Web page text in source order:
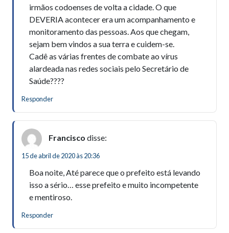
irmãos codoenses de volta a cidade. O que
DEVERIA acontecer era um acompanhamento e
monitoramento das pessoas. Aos que chegam,
sejam bem vindos a sua terra e cuidem-se.
Cadê as várias frentes de combate ao vírus
alardeada nas redes sociais pelo Secretário de
Saúde????
Responder
Francisco disse:
15 de abril de 2020 às 20:36
Boa noite, Até parece que o prefeito está levando
isso a sério… esse prefeito e muito incompetente
e mentiroso.
Responder